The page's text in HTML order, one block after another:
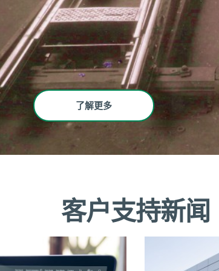
了解更多
客户支持新闻